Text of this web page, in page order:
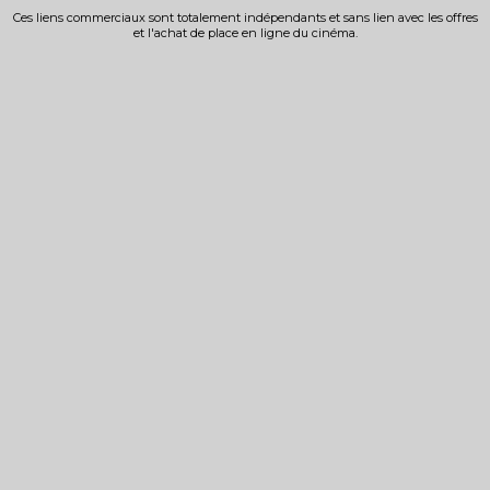
Ces liens commerciaux sont totalement indépendants et sans lien avec les offres
et l'achat de place en ligne du cinéma.